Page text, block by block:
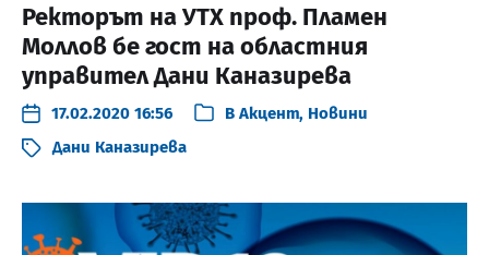
Ректорът на УТХ проф. Пламен
Моллов бе гост на областния
управител Дани Каназирева
17.02.2020 16:56 В Акцент, Новини
Дани Каназирева